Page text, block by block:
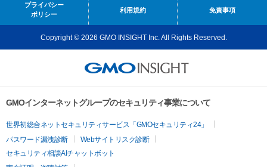
プライバシー
ポリシー
利用規約 免責事項
Copyright © 2026 GMO INSIGHT Inc. All Rights Reserved.
GMOインターネットグループのセキュリティ事業について
世界初総合ネットセキュリティサービス「GMOセキュリティ24」
パスワード漏洩診断
Webサイトリスク診断
セキュリティ相談AIチャットボット